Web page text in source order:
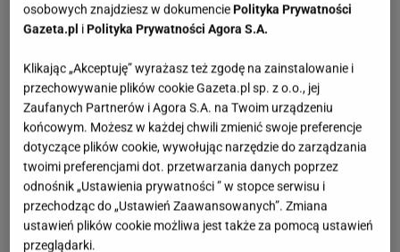
osobowych znajdziesz w dokumenciePolityka Prywatności
Gazeta.pl iPolityka Prywatności Agora S.A.
Klikając „Akceptuję” wyrażasz też zgodę na zainstalowanie i
przechowywanie plików cookie Gazeta.pl sp. z o.o., jej
Zaufanych Partnerów i Agora S.A. na Twoim urządzeniu
końcowym. Możesz w każdej chwili zmienić swoje preferencje
dotyczące plików cookie, wywołując narzędzie do zarządzania
twoimi preferencjami dot. przetwarzania danych poprzez
odnośnik „Ustawienia prywatności ” w stopce serwisu i
przechodząc do „Ustawień Zaawansowanych”. Zmiana
ustawień plików cookie możliwa jest także za pomocą ustawień
przeglądarki.